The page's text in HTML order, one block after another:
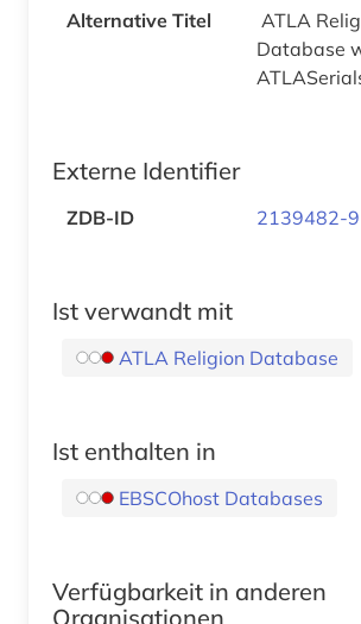
Alternative Titel
ATLA
Database
Externe Identifier
ZDB-ID 2139482-9
Ist verwandt mit
ATLA Religion Database
Ist enthalten in
EBSCOhost Databases
Verfügbarkeit in anderen
Organisationen